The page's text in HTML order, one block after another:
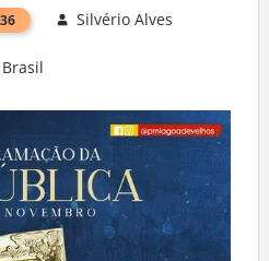
Silvério Alves
Brasil